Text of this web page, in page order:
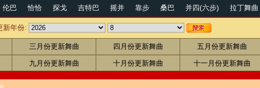
伦巴 恰恰 探戈 吉特巴 摇并 靠步 桑巴 并四(六步) 拉丁舞曲
新年份:
三月份更新舞曲 四月份更新舞曲 五月份更新舞曲
九月份更新舞曲 十月份更新舞曲 十一月份更新舞曲